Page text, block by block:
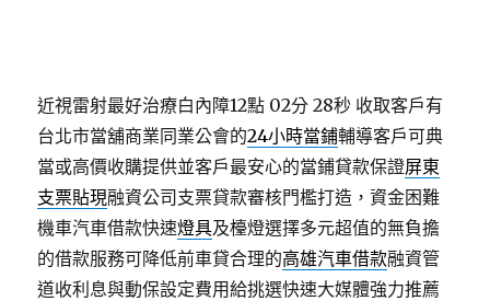
近視雷射最好治療白內障12點 02分 28秒 收取客戶有
台北市當舖商業同業公會的24小時當鋪輔導客戶可典
當或高價收購提供並客戶最安心的當鋪貸款保證屏東
支票貼現融資公司支票貸款審核門檻打造，資金困難
機車汽車借款快速燈具及檯燈選擇多元超值的無負擔
的借款服務可降低前車貸合理的高雄汽車借款融資管
道收利息與動保設定費用給挑選快速大媒體強力推薦